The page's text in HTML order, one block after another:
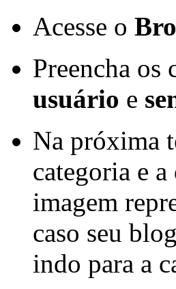
Acesse o
Preencha os
usuário e
Na próxima
categoria e
imagem
caso seu
indo para a